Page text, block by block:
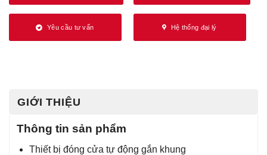
Yêu cầu tư vấn Hệ thống đại lý
GIỚI THIỆU
Thông tin sản phẩm
Thiết bị đóng cửa tự động gắn khung